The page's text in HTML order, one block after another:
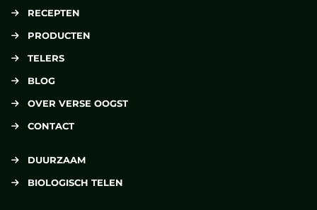
RECEPTEN
PRODUCTEN
TELERS
BLOG
OVER VERSE OOGST
CONTACT
DUURZAAM
BIOLOGISCH TELEN